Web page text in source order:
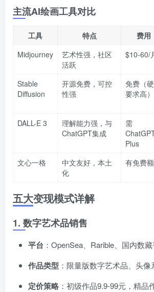
主流AI绘画工具对比
工具 特点 费用
Midjourney
艺术性强，社区
活跃
$10-60/
Stable
Diffusion
开源免费，可控
性强
免费（
要求高）
DALL-E 3
理解能力强，与
ChatGPT集成
需
Plus
文心一格
中文友好，本土
化
有免费
五大变现模式详解
1. 数字艺术品销售
平台 ：OpenSea、Rarible、国内数
作品类型 ：限量版数字艺术品、头
定价策略 ：初级作品9.9-99元，精品